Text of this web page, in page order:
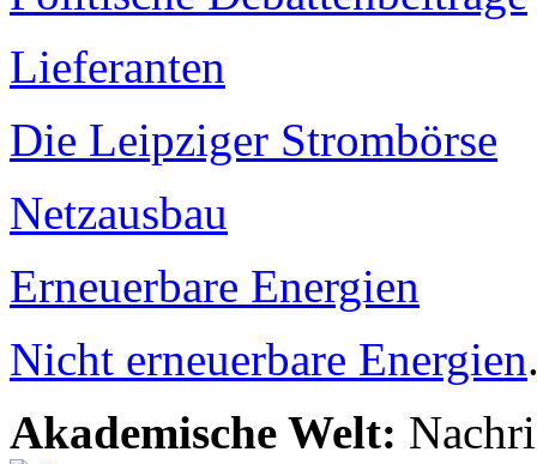
Lieferanten
Die Leipziger Strombörse
Netzausbau
Erneuerbare Energien
Nicht erneuerbare Energien
Akademische Welt: